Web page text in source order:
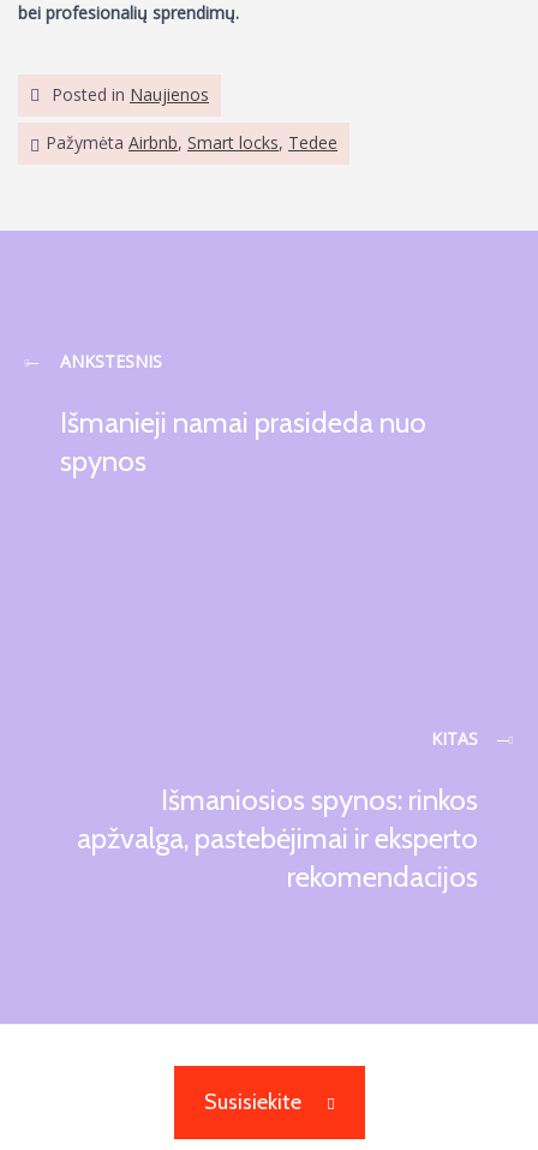
bei profesionalių sprendimų.
Posted in Naujienos
Pažymėta Airbnb, Smart locks, Tedee
ANKSTESNIS
Išmanieji namai prasideda nuo
spynos
KITAS
Išmaniosios spynos: rinkos
apžvalga, pastebėjimai ir eksperto
rekomendacijos
Susisiekite